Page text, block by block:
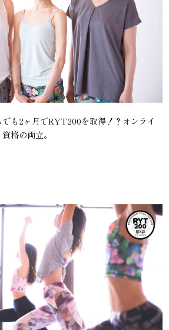
も2ヶ月でRYT200を取得！？オンライ
格の両立。